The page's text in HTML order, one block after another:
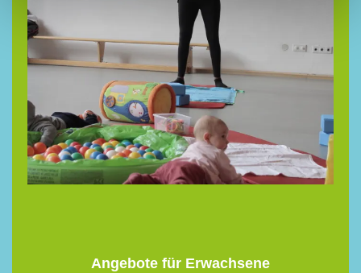
Angebote für Erwachsene